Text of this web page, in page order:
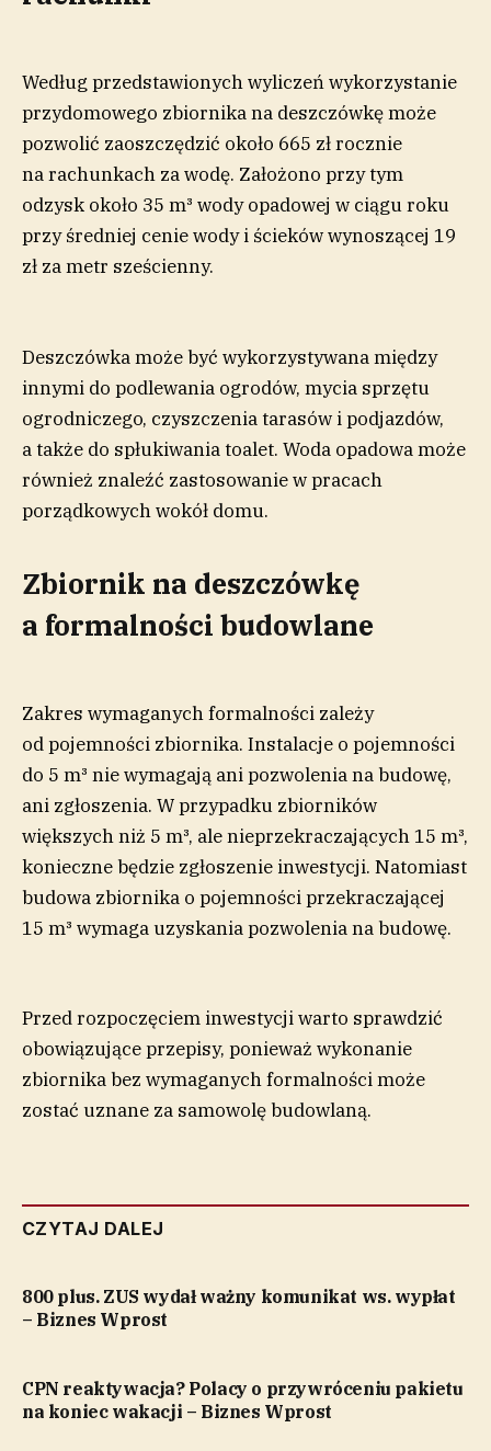
Według przedstawionych wyliczeń wykorzystanie
przydomowego zbiornika na deszczówkę może
pozwolić zaoszczędzić około 665 zł rocznie
na rachunkach za wodę. Założono przy tym
odzysk około 35 m³ wody opadowej w ciągu roku
przy średniej cenie wody i ścieków wynoszącej 19
zł za metr sześcienny.
Deszczówka może być wykorzystywana między
innymi do podlewania ogrodów, mycia sprzętu
ogrodniczego, czyszczenia tarasów i podjazdów,
a także do spłukiwania toalet. Woda opadowa może
również znaleźć zastosowanie w pracach
porządkowych wokół domu.
Zbiornik na deszczówkę
a formalności budowlane
Zakres wymaganych formalności zależy
od pojemności zbiornika. Instalacje o pojemności
do 5 m³ nie wymagają ani pozwolenia na budowę,
ani zgłoszenia. W przypadku zbiorników
większych niż 5 m³, ale nieprzekraczających 15 m³,
konieczne będzie zgłoszenie inwestycji. Natomiast
budowa zbiornika o pojemności przekraczającej
15 m³ wymaga uzyskania pozwolenia na budowę.
Przed rozpoczęciem inwestycji warto sprawdzić
obowiązujące przepisy, ponieważ wykonanie
zbiornika bez wymaganych formalności może
zostać uznane za samowolę budowlaną.
CZYTAJ DALEJ
800 plus. ZUS wydał ważny komunikat ws. wypłat
– Biznes Wprost
CPN reaktywacja? Polacy o przywróceniu pakietu
na koniec wakacji – Biznes Wprost